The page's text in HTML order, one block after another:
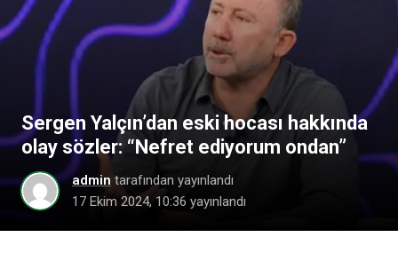
Sergen Yalçın’dan eski hocası hakkında
olay sözler: “Nefret ediyorum ondan”
admin tarafından yayınlandı
17 Ekim 2024, 10:36 yayınlandı